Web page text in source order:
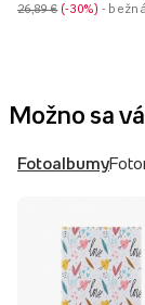
26,89 € -30% -
Možno sa
Fotoalbumy